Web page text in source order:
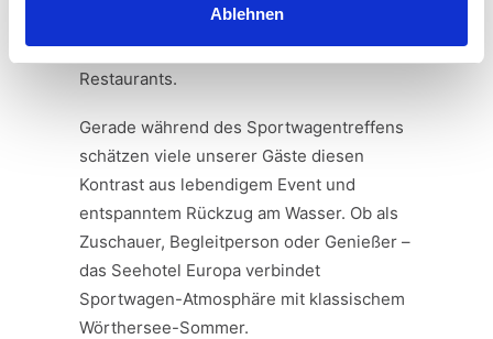
Ablehnen
Strandbereich, Wellness und kulinarische
Highlights in den hoteleigenen
Restaurants.
Gerade während des Sportwagentreffens
schätzen viele unserer Gäste diesen
Kontrast aus lebendigem Event und
entspanntem Rückzug am Wasser. Ob als
Zuschauer, Begleitperson oder Genießer –
das Seehotel Europa verbindet
Sportwagen-Atmosphäre mit klassischem
Wörthersee-Sommer.